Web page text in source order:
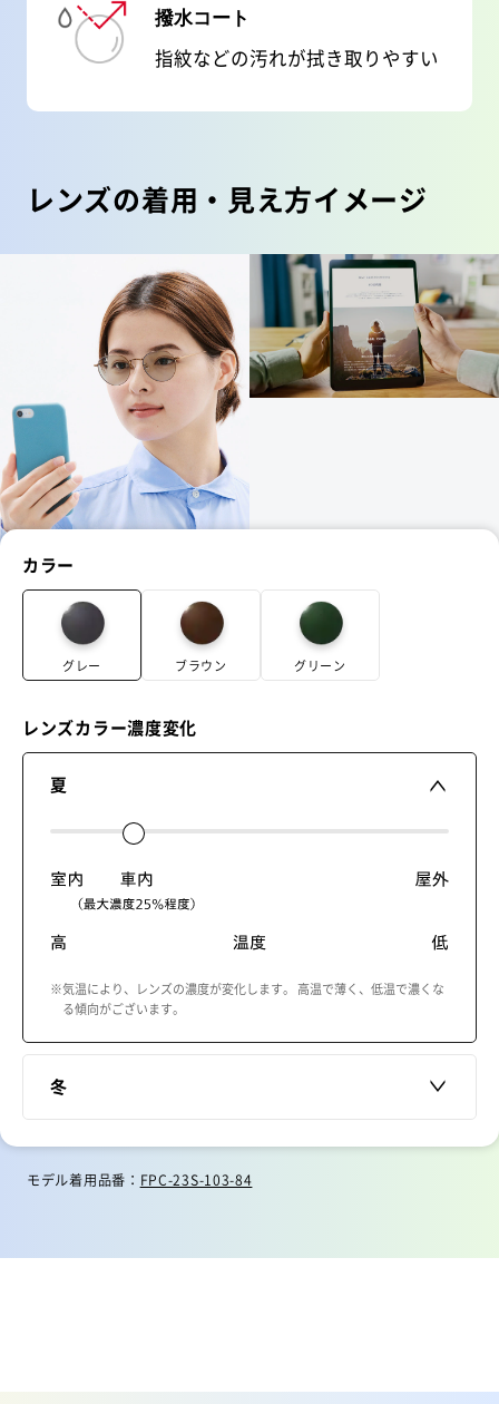
撥水コート
指紋などの汚れが拭き取りやすい
レンズの着用・見え方イメージ
カラー
グレー ブラウン グリーン
レンズカラー濃度変化
夏
※気温により、レンズの濃度が変化します。 高温で薄く、低温で濃くな
る傾向がございます。
冬
モデル着用品番： FPC-23S-103-84